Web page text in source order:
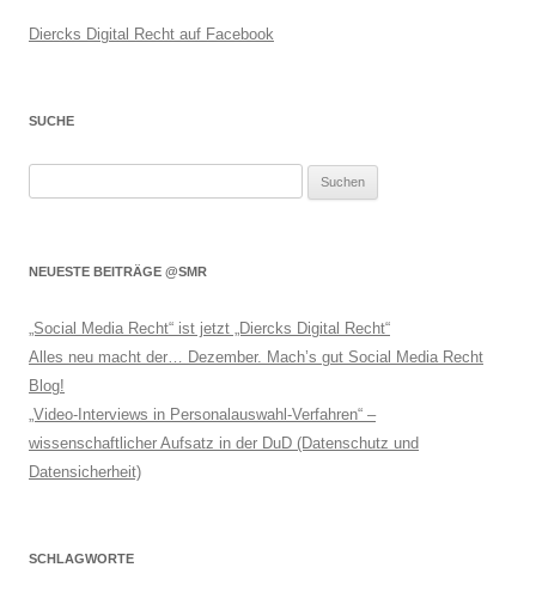
Diercks Digital Recht auf Facebook
SUCHE
NEUESTE BEITRÄGE @SMR
„Social Media Recht“ ist jetzt „Diercks Digital Recht“
Alles neu macht der… Dezember. Mach’s gut Social Media Recht
Blog!
„Video-Interviews in Personalauswahl-Verfahren“ –
wissenschaftlicher Aufsatz in der DuD (Datenschutz und
Datensicherheit)
SCHLAGWORTE